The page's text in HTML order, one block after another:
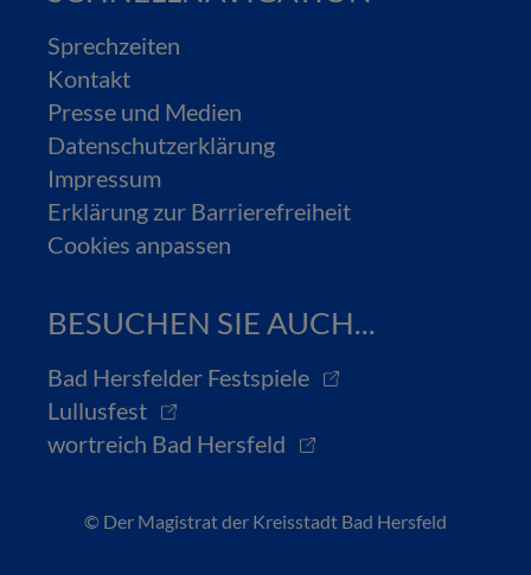
Sprechzeiten
Kontakt
Presse und Medien
Datenschutzerklärung
Impressum
Erklärung zur Barrierefreiheit
Cookies anpassen
BESUCHEN SIE AUCH...
Bad Hersfelder Festspiele
Lullusfest
wortreich Bad Hersfeld
© Der Magistrat der Kreisstadt Bad Hersfeld